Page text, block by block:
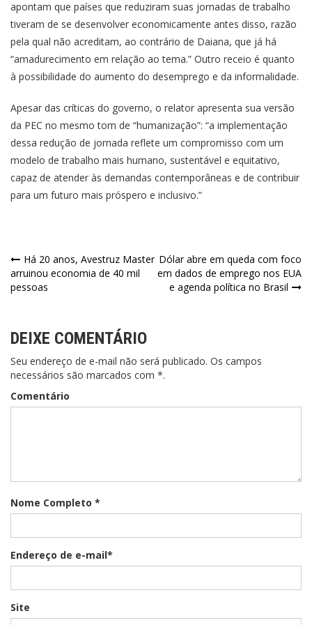
apontam que países que reduziram suas jornadas de trabalho
tiveram de se desenvolver economicamente antes disso, razão
pela qual não acreditam, ao contrário de Daiana, que já há
“amadurecimento em relação ao tema.” Outro receio é quanto
à possibilidade do aumento do desemprego e da informalidade.
Apesar das críticas do governo, o relator apresenta sua versão
da PEC no mesmo tom de “humanização”: “a implementação
dessa redução de jornada reflete um compromisso com um
modelo de trabalho mais humano, sustentável e equitativo,
capaz de atender às demandas contemporâneas e de contribuir
para um futuro mais próspero e inclusivo.”
Navegação
de
Há 20 anos, Avestruz Master
arruinou economia de 40 mil
pessoas
Dólar abre em queda com foco
em dados de emprego nos EUA
e agenda política no Brasil
DEIXE COMENTÁRIO
Seu endereço de e-mail não será publicado. Os campos
necessários são marcados com *.
Comentário
Nome Completo *
Endereço de e-mail*
Site